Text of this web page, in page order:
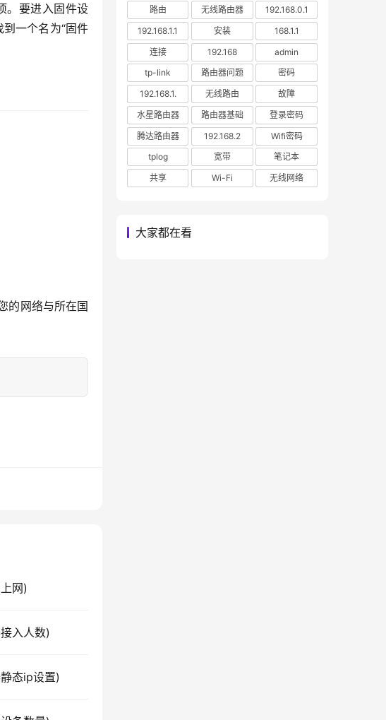
。要进入固件设
一个名为“固件
的网络与所在国
网)
入人数)
态ip设置)
路由
无线路由器
192.168.0.1
192.168.1.1
安装
168.1.1
连接
192.168
admin
tp-link
路由器问题
密码
192.168.1.
无线路由
故障
水星路由器
路由器基础
登录密码
腾达路由器
192.168.2
Wifi密码
tplog
宽带
笔记本
共享
Wi-Fi 无线网络
大家都在看